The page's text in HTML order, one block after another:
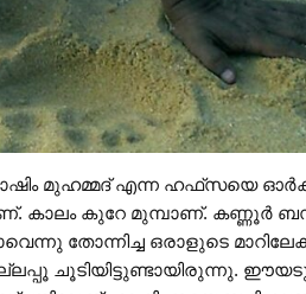
മുഹമ്മദ് എന്ന ഹഫ്‌സയെ
കാലം കുറേ മുമ്പാണ്. കണ്ണൂർ
തോന്നിച്ച ഒരാളുടെ
ചൂടിയിട്ടുണ്ടായിരുന്നു.